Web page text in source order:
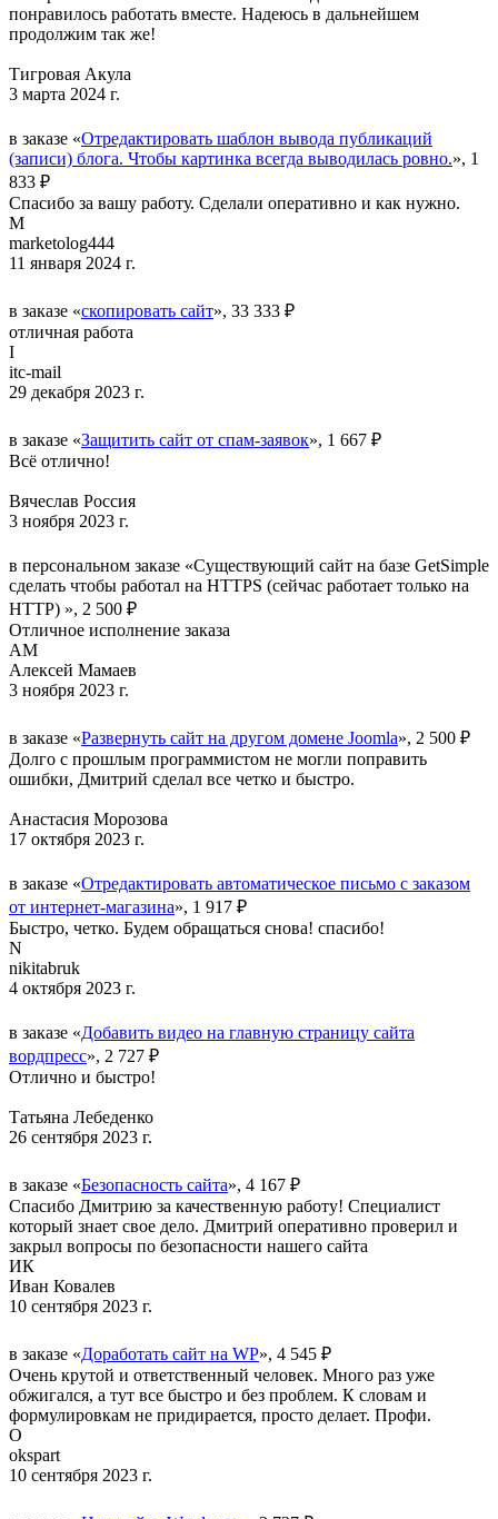
понравилось работать вместе. Надеюсь в дальнейшем
продолжим так же!
Тигровая Акула
3 марта 2024 г.
в заказе «Отредактировать шаблон вывода публикаций
(записи) блога. Чтобы картинка всегда выводилась ровно.», 1
833 ₽
Спасибо за вашу работу. Сделали оперативно и как нужно.
M
marketolog444
11 января 2024 г.
в заказе «скопировать сайт», 33 333 ₽
отличная работа
I
itc-mail
29 декабря 2023 г.
в заказе «Защитить сайт от спам-заявок», 1 667 ₽
Всё отлично!
Вячеслав Россия
3 ноября 2023 г.
в персональном заказе «Существующий сайт на базе GetSimple
сделать чтобы работал на HTTPS (сейчас работает только на
HTTP) », 2 500 ₽
Отличное исполнение заказа
АМ
Алексей Мамаев
3 ноября 2023 г.
в заказе «Развернуть сайт на другом домене Joomla», 2 500 ₽
Долго с прошлым программистом не могли поправить
ошибки, Дмитрий сделал все четко и быстро.
Анастасия Морозова
17 октября 2023 г.
в заказе «Отредактировать автоматическое письмо с заказом
от интернет-магазина», 1 917 ₽
Быстро, четко. Будем обращаться снова! спасибо!
N
nikitabruk
4 октября 2023 г.
в заказе «Добавить видео на главную страницу сайта
вордпресс», 2 727 ₽
Отлично и быстро!
Татьяна Лебеденко
26 сентября 2023 г.
в заказе «Безопасность сайта», 4 167 ₽
Спасибо Дмитрию за качественную работу! Специалист
который знает свое дело. Дмитрий оперативно проверил и
закрыл вопросы по безопасности нашего сайта
ИК
Иван Ковалев
10 сентября 2023 г.
в заказе «Доработать сайт на WP», 4 545 ₽
Очень крутой и ответственный человек. Много раз уже
обжигался, а тут все быстро и без проблем. К словам и
формулировкам не придирается, просто делает. Профи.
O
okspart
10 сентября 2023 г.